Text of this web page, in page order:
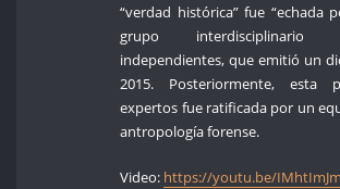
“verdad histórica” fue “echada
grupo interdisciplinario
independientes, que emitió un
2015. Posteriormente, esta
expertos fue ratificada por un
antropología forense.
Video: https://youtu.be/